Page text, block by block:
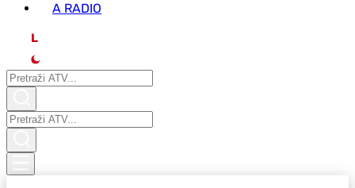
A RADIO
L